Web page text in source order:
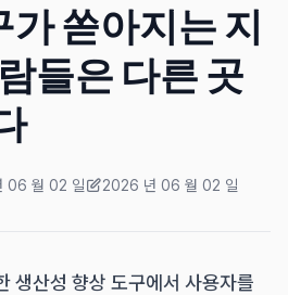
가 쏟아지는 지
들은 다른 곳
06 월 02 일
수정일
2026 년 06 월 02 일
생산성 향상 도구에서 사용자를